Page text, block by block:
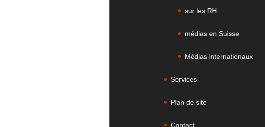
sur les RH
médias en Suisse
Médias internationaux
Services
Plan de site
Contact